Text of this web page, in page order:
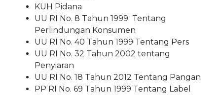
KUH Pidana
UU RI No. 8 Tahun 1999 Tentang
Perlindungan Konsumen
UU RI No. 40 Tahun 1999 Tentang Pers
UU RI No. 32 Tahun 2002 tentang
Penyiaran
UU RI No. 18 Tahun 2012 Tentang Pangan
PP RI No. 69 Tahun 1999 Tentang Label